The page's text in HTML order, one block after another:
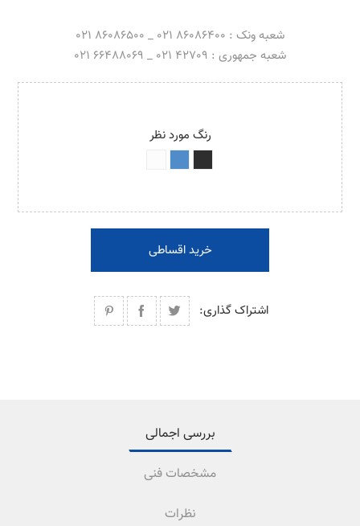
شعبه ونک : 86086400 021 _ 86086500 021
شعبه جمهوری : 42709 021 _ 66488069 021
رنگ مورد نظر
خرید اقساطی
اشتراک گذاری:
بررسی اجمالی
مشخصات فنی
نظرات